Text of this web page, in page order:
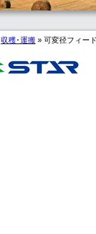
収穫･運搬 » 可変径フィー